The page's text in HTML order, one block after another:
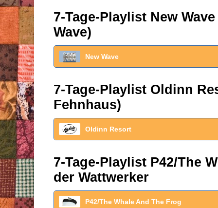
7-Tage-Playlist New
Wave)
New Wave
7-Tage-Playlist Oldinn
Fehnhaus)
Oldinn Resort
7-Tage-Playlist P42/The
der Wattwerker
P42/The Whale And The Frog